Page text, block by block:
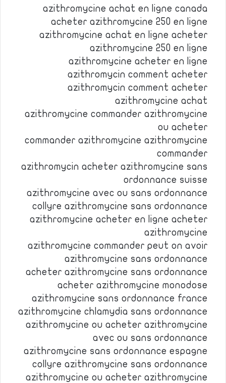
azithromycine achat en ligne canada
acheter azithromycine 250 en ligne
azithromycine achat en ligne acheter
azithromycine 250 en ligne
azithromycine acheter en ligne
azithromycin comment acheter
azithromycin comment acheter
azithromycine achat
azithromycine commander azithromycine
ou acheter
commander azithromycine azithromycine
commander
azithromycin acheter azithromycine sans
ordonnance suisse
azithromycine avec ou sans ordonnance
collyre azithromycine sans ordonnance
azithromycine acheter en ligne acheter
azithromycine
azithromycine commander peut on avoir
azithromycine sans ordonnance
acheter azithromycine sans ordonnance
acheter azithromycine monodose
azithromycine sans ordonnance france
azithromycine chlamydia sans ordonnance
azithromycine ou acheter azithromycine
avec ou sans ordonnance
azithromycine sans ordonnance espagne
collyre azithromycine sans ordonnance
azithromycine ou acheter azithromycine